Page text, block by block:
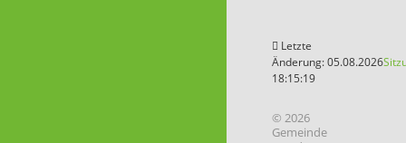
Letzte
Änderung: 05.08.2026
18:15:19
© 2026
Gemeinde